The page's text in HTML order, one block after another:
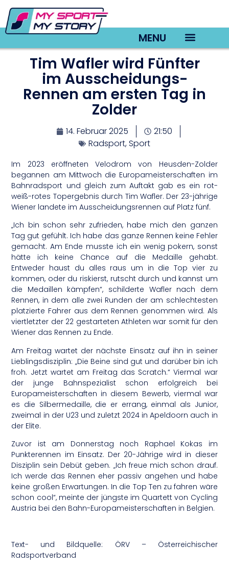
MENU
Tim Wafler wird Fünfter
im Ausscheidungs-
Rennen am ersten Tag in
Zolder
14. Februar 2025
21:50
Radsport,Sport
Im 2023 eröffneten Velodrom von Heusden-Zolder
begannen am Mittwoch die Europameisterschaften im
Bahnradsport und gleich zum Auftakt gab es ein rot-
weiß-rotes Topergebnis durch Tim Wafler. Der 23-jährige
Wiener landete im Ausscheidungsrennen auf Platz fünf.
„Ich bin schon sehr zufrieden, habe mich den ganzen
Tag gut gefühlt. Ich habe das ganze Rennen keine Fehler
gemacht. Am Ende musste ich ein wenig pokern, sonst
hätte ich keine Chance auf die Medaille gehabt.
Entweder haust du alles raus um in die Top vier zu
kommen, oder du riskierst, rutscht durch und kannst um
die Medaillen kämpfen“, schilderte Wafler nach dem
Rennen, in dem alle zwei Runden der am schlechtesten
platzierte Fahrer aus dem Rennen genommen wird. Als
viertletzter der 22 gestarteten Athleten war somit für den
Wiener das Rennen zu Ende.
Am Freitag wartet der nächste Einsatz auf ihn in seiner
Lieblingsdisziplin: „Die Beine sind gut und darüber bin ich
froh. Jetzt wartet am Freitag das Scratch.“ Viermal war
der junge Bahnspezialist schon erfolgreich bei
Europameisterschaften in diesem Bewerb, viermal war
es die Silbermedaille, die er errang, einmal als Junior,
zweimal in der U23 und zuletzt 2024 in Apeldoorn auch in
der Elite.
Zuvor ist am Donnerstag noch Raphael Kokas im
Punkterennen im Einsatz. Der 20-Jährige wird in dieser
Disziplin sein Debüt geben. „Ich freue mich schon drauf.
Ich werde das Rennen eher passiv angehen und habe
keine großen Erwartungen. In die Top Ten zu fahren wäre
schon cool“, meinte der jüngste im Quartett von Cycling
Austria bei den Bahn-Europameisterschaften in Belgien.
Text- und Bildquelle: ÖRV – Österreichischer
Radsportverband